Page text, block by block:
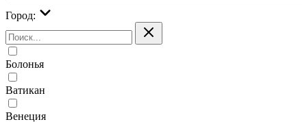
Город:
Болонья
Ватикан
Венеция